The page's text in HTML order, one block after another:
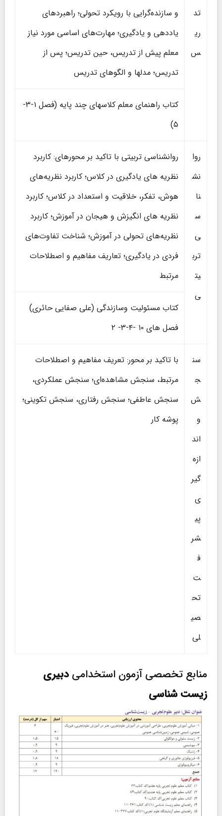
تد
ری
س
و سازنده‌گرایی با رویکرد تحولی؛ راهبرد‌های
یاددهی و یادگیری؛ مهارت‌های اساسی مورد نیاز
معلم پیش از تدریس، حین تدریس؛ پس از
تدریس؛ مدلها و الگوهای تدریس
کتاب راهنمای معلم کلاس­های چند پایه (فصل ۱-۳-
۵)
روا
نش
نا
س
ی
ترب
یت
ی
روانشناسی تربیتی با تاکید بر محورهای: کاربرد
نظریه های یادگیری در کلاس؛ کاربرد نظریه‌های
هوش، تفکر، خلاقیت و استعداد در کلاس؛ کاربرد
نظریه های انگیزش و هیجان در آموزش؛ کاربرد
نظریه‌های تحولی در آموزش؛ شناخت تفاوت‌های
فردی در یادگیری؛ تعاریف مفاهیم و اصطلاحات
مرتبط
کتاب مسئولیت وسازندگی (علی صفایی حائری)
فصل های ۱۰ -۴-۳- ۲
سن
ج
ش
و
اند
ازه
گیر
ی
پی
شر
ف
ت
تح
صی
لی
با تاکید بر محور: تعریف مفاهیم و اصطلاحات
مرتبط، سنجش مشاهده‌ای؛ سنجش عملکردی،
سنجش عاطفی؛ سنجش رفتاری، سنجش تکوینی؛
پوشه کار
منابع تخصصی آزمون استخدامی دبیری
زیست شناسی